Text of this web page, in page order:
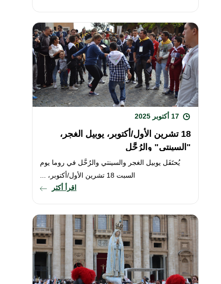
18 تشرين الأول/أكتوبر، يوبيل الغجر،
"السينتي" والرُحَّل
يُحتَفَل يوبيل الغجر والسينتي والرُحَّل في روما يوم
السبت 18 تشرين الأول/أكتوبر، ...
اقرأ أكثر